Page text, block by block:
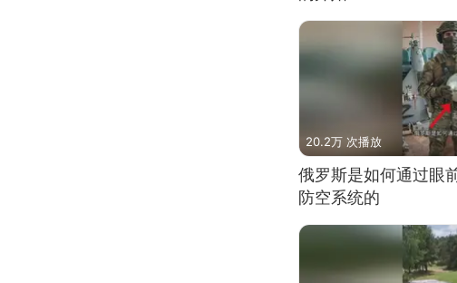
20.2万 次播放
俄罗斯是如何通过眼
防空系统的